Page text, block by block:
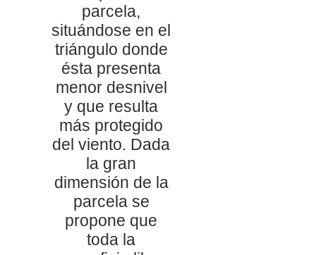
parcela,
situándose en el
triángulo donde
ésta presenta
menor desnivel
y que resulta
más protegido
del viento. Dada
la gran
dimensión de la
parcela se
propone que
toda la